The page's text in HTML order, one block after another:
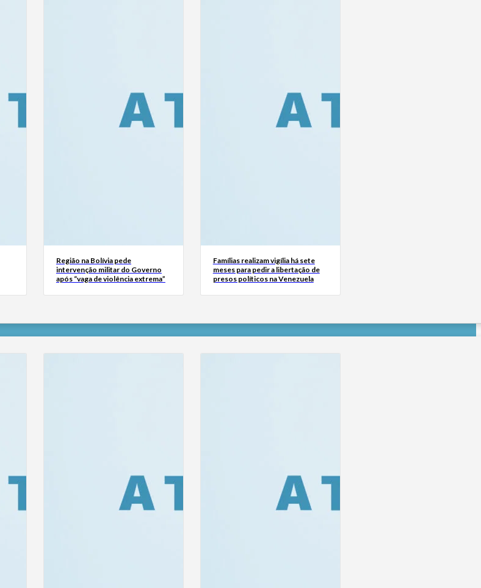
Região na Bolívia pede
intervenção militar do Governo
após “vaga de violência extrema”
Famílias realizam vigília há sete
meses para pedir a libertação de
presos políticos na Venezuela